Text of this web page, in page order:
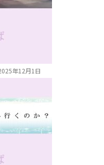
年12月1日